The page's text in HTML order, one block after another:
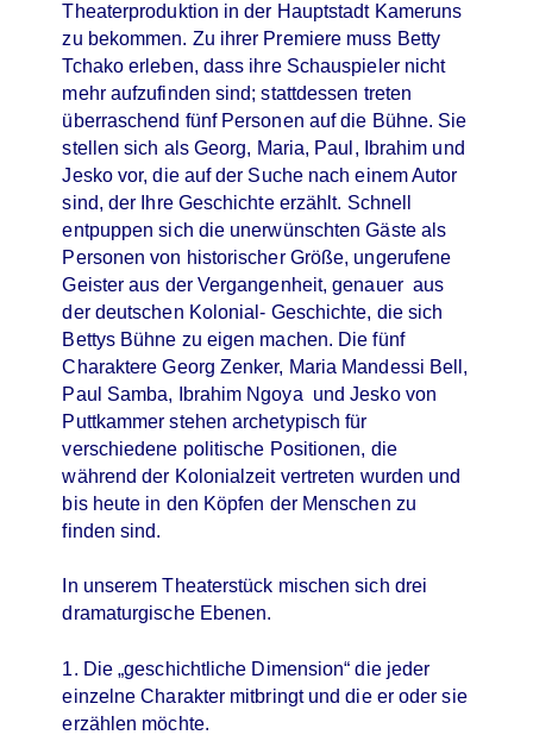
Theaterproduktion in der Hauptstadt Kameruns
zu bekommen. Zu ihrer Premiere muss Betty
Tchako erleben, dass ihre Schauspieler nicht
mehr aufzufinden sind; stattdessen treten
überraschend fünf Personen auf die Bühne. Sie
stellen sich als Georg, Maria, Paul, Ibrahim und
Jesko vor, die auf der Suche nach einem Autor
sind, der Ihre Geschichte erzählt. Schnell
entpuppen sich die unerwünschten Gäste als
Personen von historischer Größe, ungerufene
Geister aus der Vergangenheit, genauer aus
der deutschen Kolonial- Geschichte, die sich
Bettys Bühne zu eigen machen. Die fünf
Charaktere Georg Zenker, Maria Mandessi Bell,
Paul Samba, Ibrahim Ngoya und Jesko von
Puttkammer stehen archetypisch für
verschiedene politische Positionen, die
während der Kolonialzeit vertreten wurden und
bis heute in den Köpfen der Menschen zu
finden sind.
In unserem Theaterstück mischen sich drei
dramaturgische Ebenen.
1. Die „geschichtliche Dimension“ die jeder
einzelne Charakter mitbringt und die er oder sie
erzählen möchte.